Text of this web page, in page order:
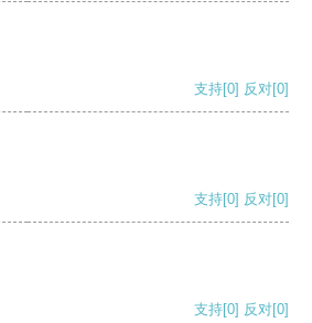
支持[0] 反对[0]
支持[0] 反对[0]
支持[0] 反对[0]